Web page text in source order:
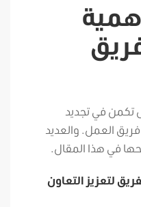
تكمن في تجديد
العمل. والعديد
في هذا المقال.
لتعزيز التعاون